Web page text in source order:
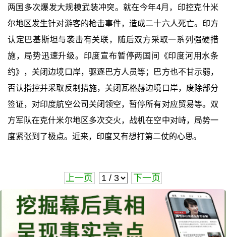
两国多次爆发大规模武装冲突。就在今年4月，印控克什米
尔地区发生针对游客的枪击事件，造成二十六人死亡。印方
认定巴基斯坦与袭击有关联，随后双方采取一系列强硬措
施，局势迅速升级。印度宣布暂停两国间《印度河用水条
约》，关闭边境口岸，驱逐巴方人员等；巴方也不甘示弱，
否认指控并采取反制措施，关闭瓦格赫边境口岸，废除部分
签证，对印度航空公司关闭领空，暂停所有对应贸易等。双
方军队在克什米尔地区多次交火，战机在空中对峙，局势一
度紧张到了极点。近来，印度又有想打第二仗的心思。
上一页 下一页